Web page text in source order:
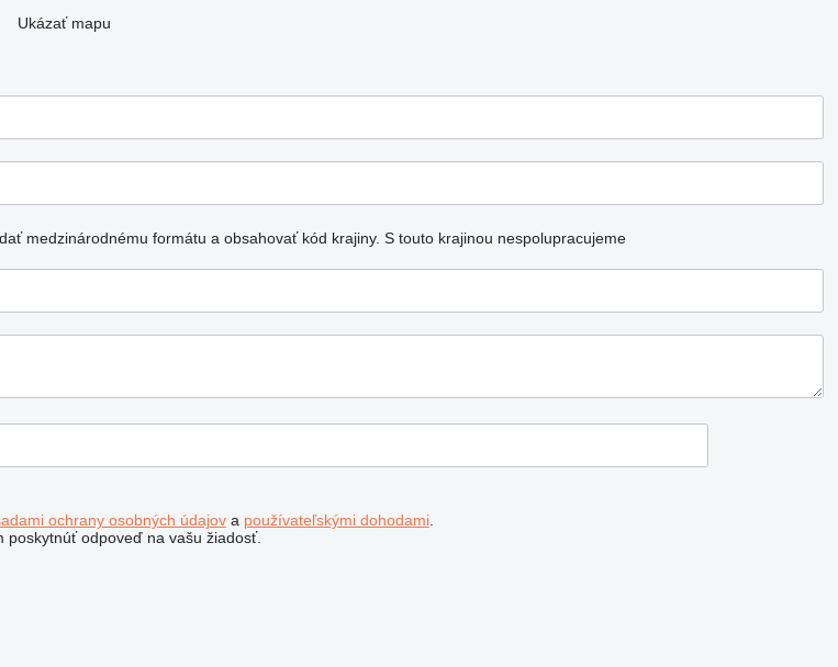
Ukázať mapu
medzinárodnému formátu a obsahovať kód krajiny. S touto krajinou nespolupracujeme
ochrany osobných údajova používateľskými dohodami.
poskytnúť odpoveď na vašu žiadosť.